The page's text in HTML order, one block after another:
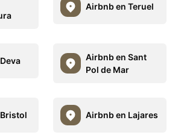
Airbnb en Teruel
Airbnb en Sant
Pol de Mar
Airbnb en Lajares